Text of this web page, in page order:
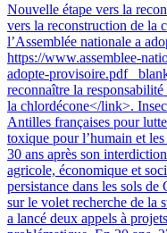
Nouvelle étape vers la
vers la reconstruction de la
l’Assemblée nationale a
https://www.assemblee-
adopte-provisoire.pdf
reconnaître la
la chlordécone</link>.
Antilles françaises pour
toxique pour l’humain et
30 ans après son
agricole, économique et
persistance dans les sols
sur le volet recherche de la
a lancé deux appels à